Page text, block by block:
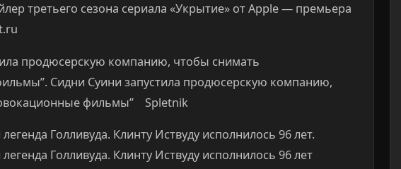
третьего сезона сериала «Укрытие» от Apple — премьера
продюсерскую компанию, чтобы снимать
Сидни Суини запустила продюсерскую компанию,
фильмы” Spletnik
Голливуда. Клинту Иствуду исполнилось 96 лет.
Голливуда. Клинту Иствуду исполнилось 96 лет